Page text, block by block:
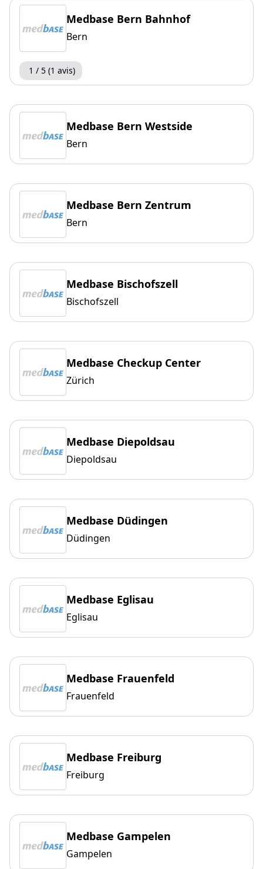
Medbase Bern Bahnhof
Bern
1 / 5 (1 avis)
Medbase Bern Westside
Bern
Medbase Bern Zentrum
Bern
Medbase Bischofszell
Bischofszell
Medbase Checkup Center
Zürich
Medbase Diepoldsau
Diepoldsau
Medbase Düdingen
Düdingen
Medbase Eglisau
Eglisau
Medbase Frauenfeld
Frauenfeld
Medbase Freiburg
Freiburg
Medbase Gampelen
Gampelen